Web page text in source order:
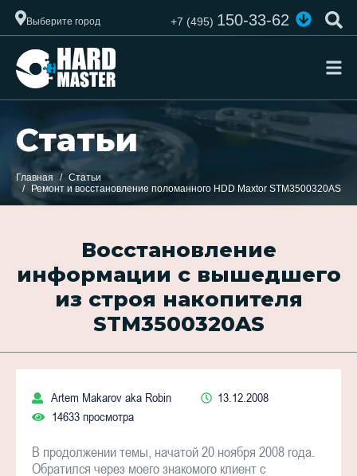
Выберите город +7 (495)150-33-62
Статьи
Главная
Статьи
Ремонт и восстановление поломанного HDD Maxtor STM3500320AS
Восстановление
информации с вышедшего
из строя накопителя
STM3500320AS
Artem Makarov aka Robin
13.12.2008
14633 просмотра
В продолжении темы, начатой 20 ноября 2008 года.
Обратился через моего знакомого клиент с